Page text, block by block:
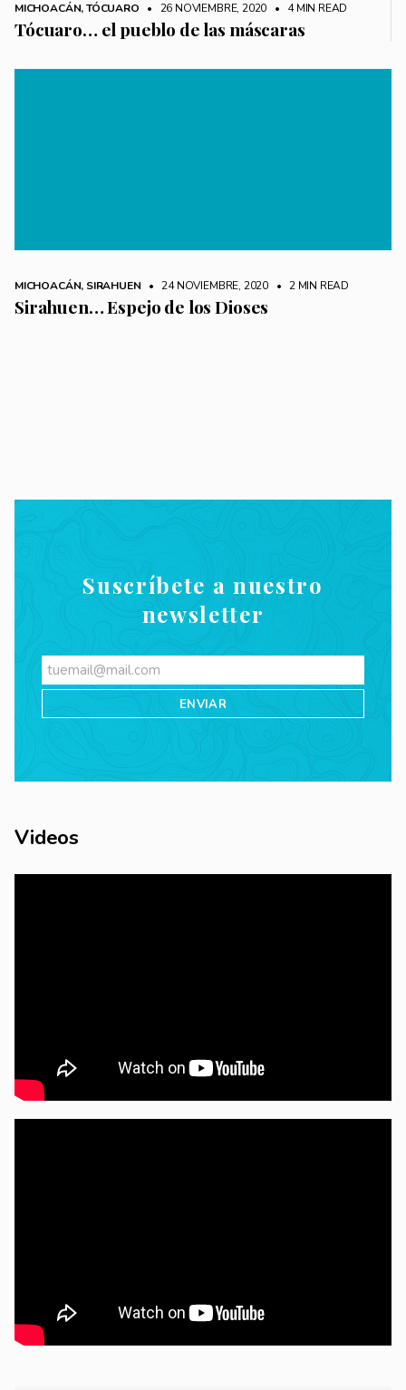
MICHOACÁN,TÓCUARO • 26 NOVIEMBRE, 2020 • 4 MIN READ
Tócuaro… el pueblo de las máscaras
MICHOACÁN, SIRAHUEN • 24 NOVIEMBRE, 2020 • 2 MIN READ
Sirahuen… Espejo de los Dioses
Suscríbete a nuestro
newsletter
Videos